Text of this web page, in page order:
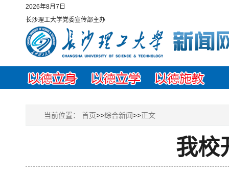
2026年8月7日
长沙理工大学党委宣传部主办
当前位置： 首页>>综合新闻>>正文
我校